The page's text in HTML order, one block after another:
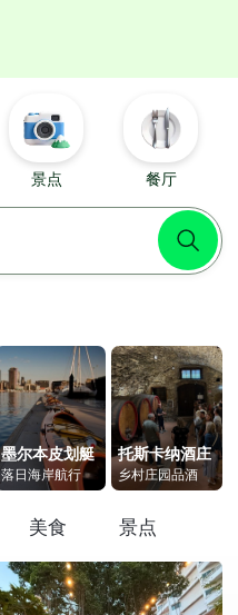
景点 餐厅
墨尔本皮划艇
落日海岸航行
托斯卡纳酒庄
乡村庄园品酒
美食 景点